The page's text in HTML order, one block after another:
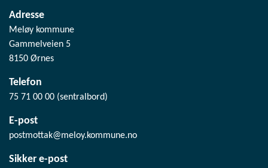
Adresse
Meløy kommune
Gammelveien 5
8150 Ørnes
Telefon
75 71 00 00 (sentralbord)
E-post
postmottak@meloy.kommune.no
Sikker e-post